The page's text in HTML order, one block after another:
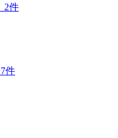
2件
7件